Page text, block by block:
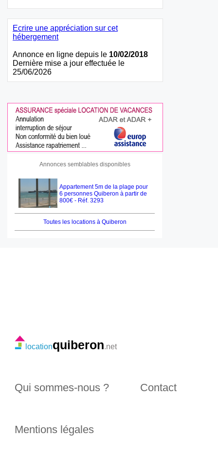
Ecrire une appréciation sur cet
hébergement
Annonce en ligne depuis le 10/02/2018
Dernière mise a jour effectuée le
25/06/2026
Annonces semblables disponibles
Appartement 5m de la plage pour
6 personnes Quiberon à partir de
800€ - Réf. 3293
Toutes les locations à Quiberon
locationquiberon.net
Qui sommes-nous ? Contact
Mentions légales